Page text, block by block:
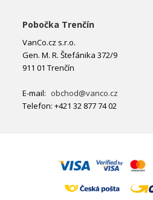
Pobočka Trenčín
VanCo.cz s.r.o.
Gen. M. R. Štefánika 372/9
911 01 Trenčín
E-mail: obchod@vanco.cz
Telefon: +421 32 877 74 02